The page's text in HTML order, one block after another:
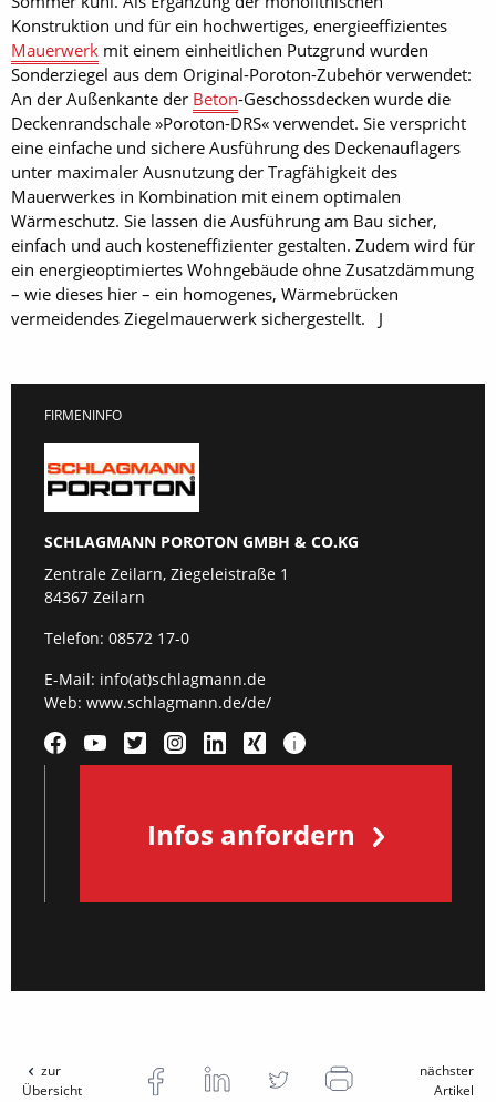
Konstruktion und für ein hochwertiges, energieeffizientes
Mauerwerk mit einem einheitlichen Putzgrund wurden
Sonderziegel aus dem Original-Poroton-Zubehör verwendet:
An der Außenkante der Beton-Geschossdecken wurde die
Deckenrandschale »Poroton-DRS« verwendet. Sie verspricht
eine einfache und sichere Ausführung des Deckenauflagers
unter maximaler Ausnutzung der Tragfähigkeit des
Mauerwerkes in Kombination mit einem optimalen
Wärmeschutz. Sie lassen die Ausführung am Bau sicher,
einfach und auch kosteneffizienter gestalten. Zudem wird für
ein energieoptimiertes Wohngebäude ohne Zusatzdämmung
– wie dieses hier – ein homogenes, Wärmebrücken
vermeidendes Ziegelmauerwerk sichergestellt. J
FIRMENINFO
SCHLAGMANN POROTON GMBH & CO.KG
Zentrale Zeilarn, Ziegeleistraße 1
84367 Zeilarn
Telefon: 08572 17-0
E-Mail: info(at)schlagmann.de
Web: www.schlagmann.de/de/
Infos anfordern
zur
Übersicht
nächster
Artikel